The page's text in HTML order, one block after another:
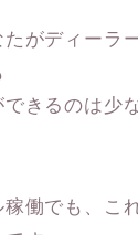
がディーラ
きるのは少
働でも、こ